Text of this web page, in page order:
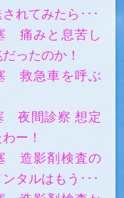
れてみたら･･･
痛みと息苦し
ったのか！
救急車を呼ぶ
夜間診察 想定
ー！
造影剤検査の
タルはもう･･･